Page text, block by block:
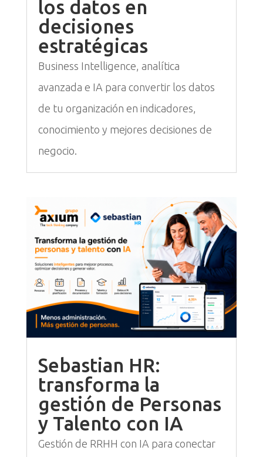
los datos en
decisiones
estratégicas
Business Intelligence, analítica
avanzada e IA para convertir los datos
de tu organización en indicadores,
conocimiento y mejores decisiones de
negocio.
Sebastian HR:
transforma la
gestión de Personas
y Talento con IA
Gestión de RRHH con IA para conectar